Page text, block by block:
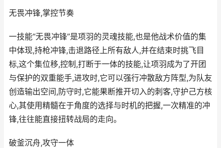
无畏冲锋,掌控节奏
一技能“无畏冲锋”是项羽的灵魂技能,也是他战术价值的集
中体现,持枪冲锋,击退路径上所有敌人,并在结束时挑飞目
标,这个集位移,控制,打断于一体的技能,让项羽成为了开团
与保护的双重能手,进攻时,它可以强行冲散敌方阵型,为队友
创造输出空间,防守时,它能果断推开切入的刺客,守护己方核
心,其使用精髓在于角度的选择与时机的把握,一次精准的冲
锋,往往能直接扭转战局的走向。
破釜沉舟,攻守一体